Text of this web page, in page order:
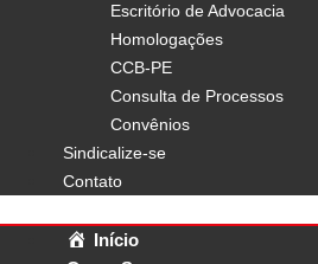
Escritório de Advocacia
Homologações
CCB-PE
Consulta de Processos
Convênios
Sindicalize-se
Contato
Início